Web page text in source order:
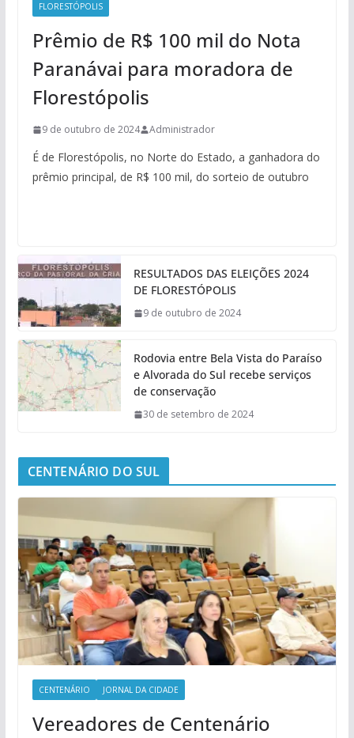
FLORESTÓPOLIS
Prêmio de R$ 100 mil do Nota
Paranávai para moradora de
Florestópolis
9 de outubro de 2024 Administrador
É de Florestópolis, no Norte do Estado, a ganhadora do
prêmio principal, de R$ 100 mil, do sorteio de outubro
RESULTADOS DAS ELEIÇÕES 2024
DE FLORESTÓPOLIS
9 de outubro de 2024
Rodovia entre Bela Vista do Paraíso
e Alvorada do Sul recebe serviços
de conservação
30 de setembro de 2024
CENTENÁRIO DO SUL
CENTENÁRIO JORNAL DA CIDADE
Vereadores de Centenário